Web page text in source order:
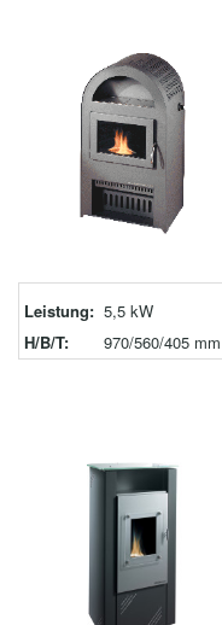
Leistung: 5,5 kW
H/B/T:
970/560/405 mm